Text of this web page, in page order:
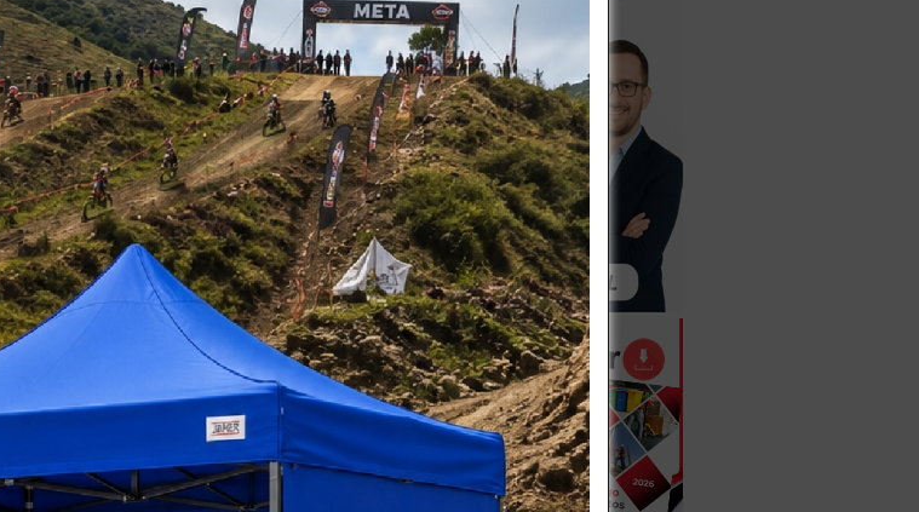
ESCALERA TIPO AVIÓN ACERO
3,0 M.
$ 1.123.500+iva
Cotizar Ver Más
ETA-300 agotado
ESCALERA TIPO AVION ACERO
2,0 M.
$ 689.000+iva
Cotizar Ver Más
ETA-200 agotado
magna
ESC. TIPO AVIÓN 1.2 M
IMPORTADA